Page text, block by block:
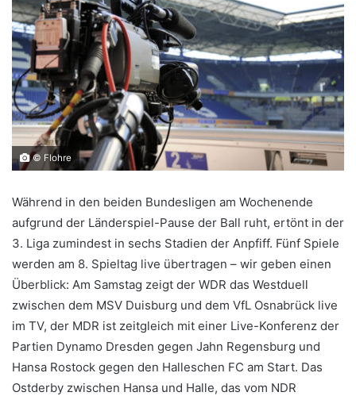
© Flohre
Während in den beiden Bundesligen am Wochenende
aufgrund der Länderspiel-Pause der Ball ruht, ertönt in der
3. Liga zumindest in sechs Stadien der Anpfiff. Fünf Spiele
werden am 8. Spieltag live übertragen – wir geben einen
Überblick: Am Samstag zeigt der WDR das Westduell
zwischen dem MSV Duisburg und dem VfL Osnabrück live
im TV, der MDR ist zeitgleich mit einer Live-Konferenz der
Partien Dynamo Dresden gegen Jahn Regensburg und
Hansa Rostock gegen den Halleschen FC am Start. Das
Ostderby zwischen Hansa und Halle, das vom NDR